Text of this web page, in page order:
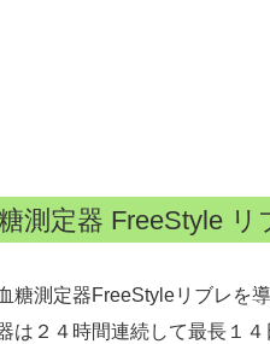
測定器 FreeStyle リ
糖測定器FreeStyleリブレを
は２４時間連続して最長１